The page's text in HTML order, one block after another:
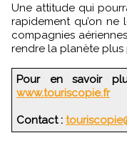
Une attitude qui
rapidement qu’on
compagnies
rendre la planète plus
Pour en savoir
www.touriscopie.fr
Contact :